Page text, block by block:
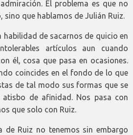
El problema es que no
sino que hablamos de Julián Ruiz.
habilidad de sacarnos de quicio en
artículos aun cuando
él, cosa que pasa en ocasiones.
coincides en el fondo de lo que
de tal modo sus formas que se
de afinidad. Nos pasa con
que solo con Ruiz.
de Ruiz no tenemos sin embargo